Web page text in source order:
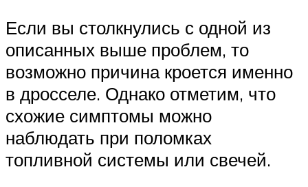
Если вы столкнулись с одной из
описанных выше проблем, то
возможно причина кроется именно
в дросселе. Однако отметим, что
схожие симптомы можно
наблюдать при поломках
топливной системы или свечей.